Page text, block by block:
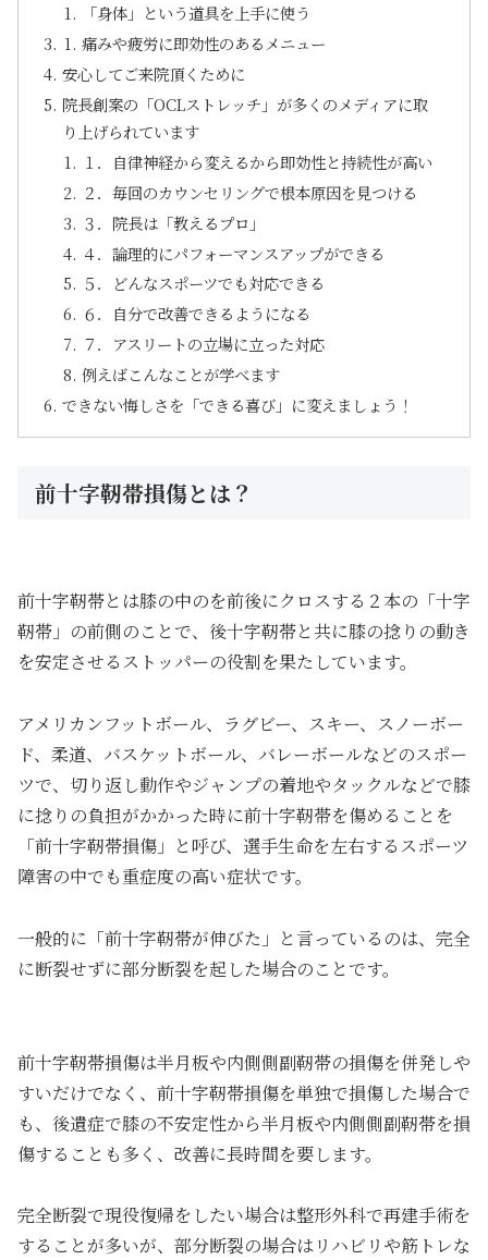
「身体」という道具を上手に使う
痛みや疲労に即効性のあるメニュー
安心してご来院頂くために
院長創案の「OCLストレッチ」が多くのメディアに取
り上げられています
１．自律神経から変えるから即効性と持続性が高い
２．毎回のカウンセリングで根本原因を見つける
３．院長は「教えるプロ」
４．論理的にパフォーマンスアップができる
５．どんなスポーツでも対応できる
６．自分で改善できるようになる
７．アスリートの立場に立った対応
例えばこんなことが学べます
できない悔しさを「できる喜び」に変えましょう！
前十字靭帯損傷とは？
前十字靭帯とは膝の中のを前後にクロスする２本の「十字
靭帯」の前側のことで、後十字靭帯と共に膝の捻りの動き
を安定させるストッパーの役割を果たしています。
アメリカンフットボール、ラグビー、スキー、スノーボー
ド、柔道、バスケットボール、バレーボールなどのスポー
ツで、切り返し動作やジャンプの着地やタックルなどで膝
に捻りの負担がかかった時に前十字靭帯を傷めることを
「前十字靭帯損傷」と呼び、選手生命を左右するスポーツ
障害の中でも重症度の高い症状です。
一般的に「前十字靭帯が伸びた」と言っているのは、完全
に断裂せずに部分断裂を起した場合のことです。
前十字靭帯損傷は半月板や内側側副靭帯の損傷を併発しや
すいだけでなく、前十字靭帯損傷を単独で損傷した場合で
も、後遺症で膝の不安定性から半月板や内側側副靭帯を損
傷することも多く、改善に長時間を要します。
完全断裂で現役復帰をしたい場合は整形外科で再建手術を
することが多いが、部分断裂の場合はリハビリや筋トレな